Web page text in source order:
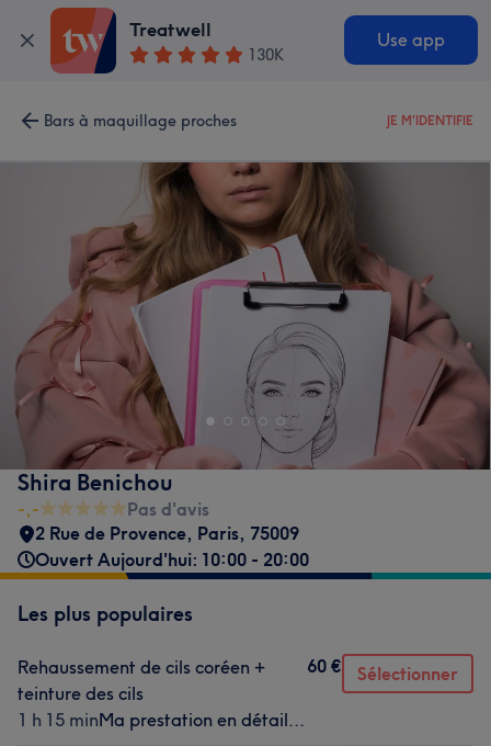
Treatwell
130K
Use app
Bars à maquillage proches JE M'IDENTIFIE
Shira Benichou
-,-
Pas d'avis
2 Rue de Provence, Paris, 75009
Ouvert Aujourd'hui: 10:00 - 20:00
Les plus populaires
Rehaussement de cils coréen +
teinture des cils
1 h 15 minMa prestation en détail...
60 € Sélectionner